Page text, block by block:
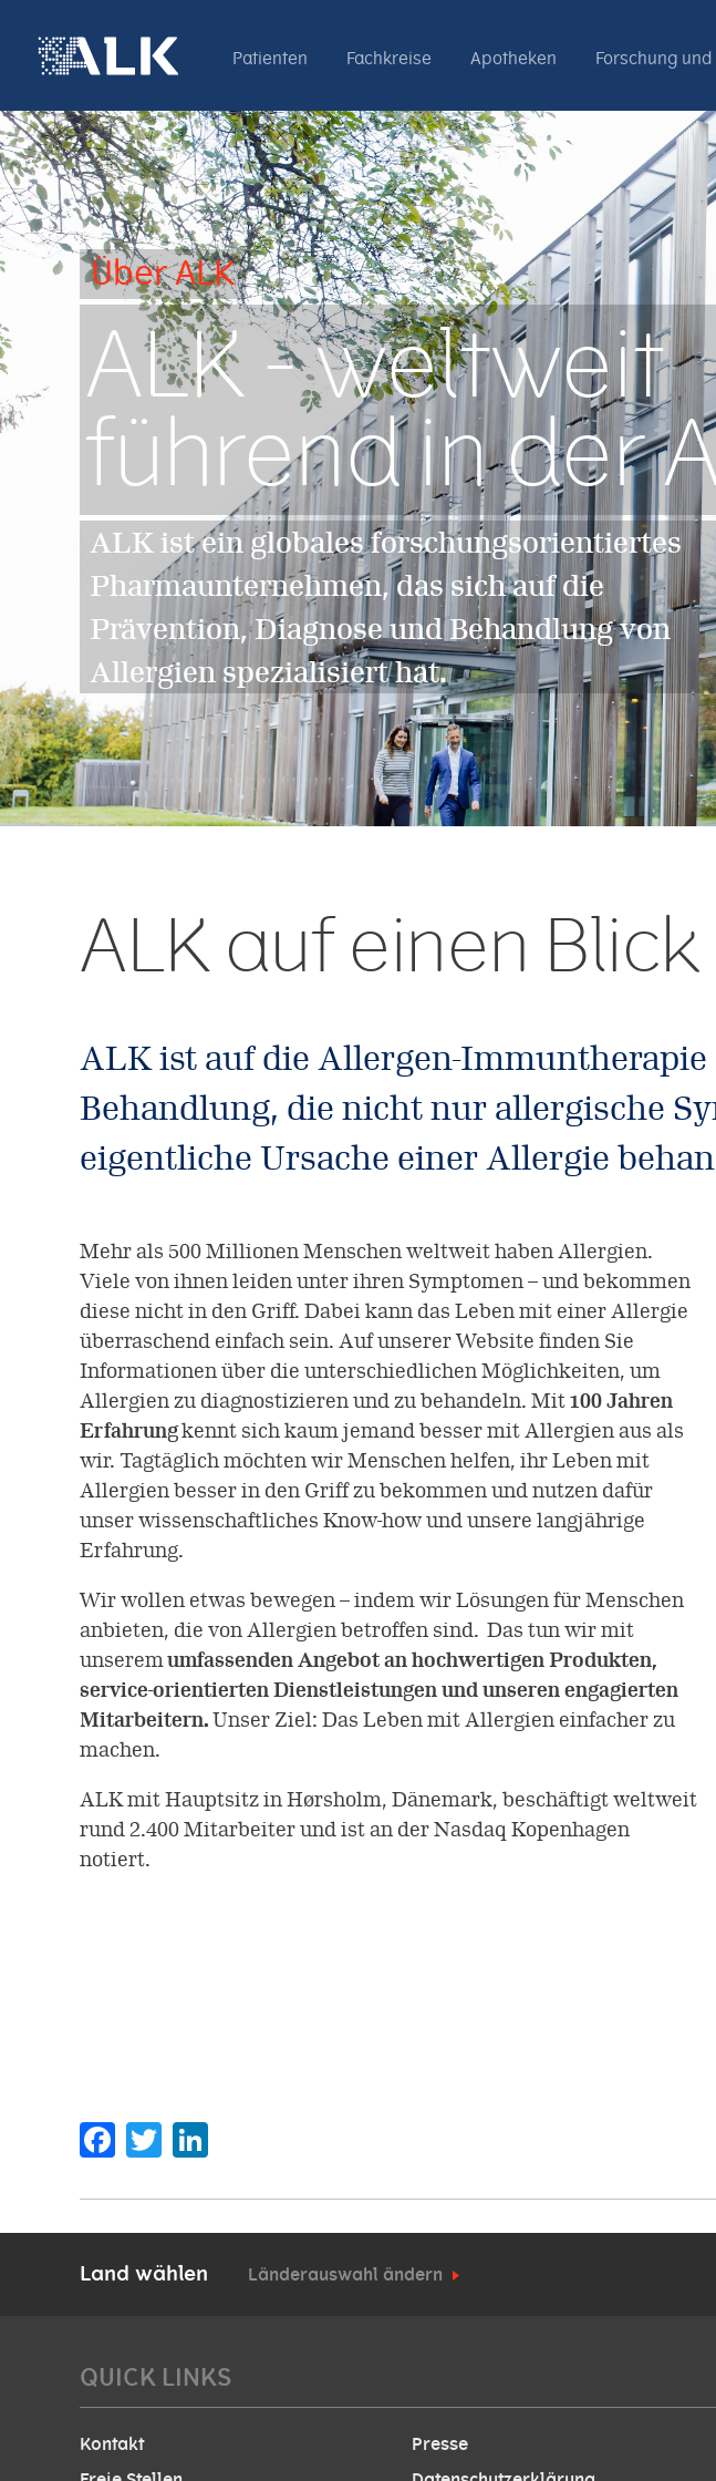
Patienten Fachkreise Apotheken Forschung
Über ALK
ALK - weltweit
führend in der
ALK ist ein globales forschungsorientiertes
Pharmaunternehmen, das sich auf die
Prävention, Diagnose und Behandlung von
Allergien spezialisiert hat.
ALK auf einen Blick
ALK ist auf die Allergen-
Behandlung, die nicht nur allergische
eigentliche Ursache einer Allergie
Mehr als 500 Millionen Menschen weltweit haben Allergien.
Viele von ihnen leiden unter ihren Symptomen – und bekommen
diese nicht in den Griff. Dabei kann das Leben mit einer Allergie
überraschend einfach sein. Auf unserer Website finden Sie
Informationen über die unterschiedlichen Möglichkeiten, um
Allergien zu diagnostizieren und zu behandeln. Mit100 Jahren
Erfahrungkennt sich kaum jemand besser mit Allergien aus als
wir. Tagtäglich möchten wir Menschen helfen, ihr Leben mit
Allergien besser in den Griff zu bekommen und nutzen dafür
unser wissenschaftliches Know-how und unsere langjährige
Erfahrung.
Wir wollen etwas bewegen – indem wir Lösungen für Menschen
anbieten, die von Allergien betroffen sind. Das tun wir mit
unseremumfassenden Angebot an hochwertigen Produkten,
service-orientierten Dienstleistungen und unseren engagierten
Mitarbeitern.Unser Ziel: Das Leben mit Allergien einfacher zu
machen.
ALK mit Hauptsitz in Hørsholm, Dänemark, beschäftigt weltweit
rund 2.400 Mitarbeiter und ist an der Nasdaq Kopenhagen
notiert.
Facebook
Twitter
Land wählen Länderauswahl ändern
QUICK LINKS
Kontakt
Presse